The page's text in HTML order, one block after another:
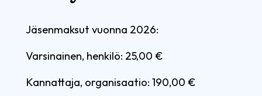
Jäsenmaksut vuonna 2026:
Varsinainen, henkilö: 25,00 €
Kannattaja, organisaatio: 190,00 €